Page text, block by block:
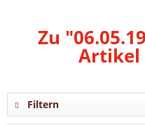
Zu
Artikel
Filtern